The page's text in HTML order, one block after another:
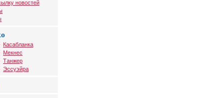
новостей
Касабланка
Мекнес
Танжер
Эссуэйра